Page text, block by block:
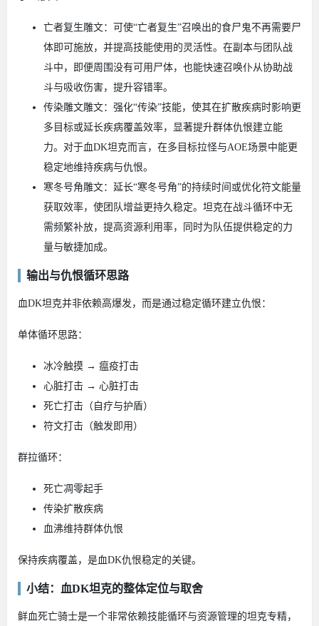
亡者复生雕文：可使“亡者复生”召唤出的食尸鬼不再需要尸
体即可施放，并提高技能使用的灵活性。在副本与团队战
斗中，即便周围没有可用尸体，也能快速召唤仆从协助战
斗与吸收伤害，提升容错率。
传染雕文雕文：强化“传染”技能，使其在扩散疾病时影响更
多目标或延长疾病覆盖效率，显著提升群体仇恨建立能
力。对于血DK坦克而言，在多目标拉怪与AOE场景中能更
稳定地维持疾病与仇恨。
寒冬号角雕文：延长“寒冬号角”的持续时间或优化符文能量
获取效率，使团队增益更持久稳定。坦克在战斗循环中无
需频繁补放，提高资源利用率，同时为队伍提供稳定的力
量与敏捷加成。
输出与仇恨循环思路
血DK坦克并非依赖高爆发，而是通过稳定循环建立仇恨：
单体循环思路：
冰冷触摸 → 瘟疫打击
心脏打击 → 心脏打击
死亡打击（自疗与护盾）
符文打击（触发即用）
群拉循环：
死亡凋零起手
传染扩散疾病
血沸维持群体仇恨
保持疾病覆盖，是血DK仇恨稳定的关键。
小结：血DK坦克的整体定位与取舍
鲜血死亡骑士是一个非常依赖技能循环与资源管理的坦克专精，